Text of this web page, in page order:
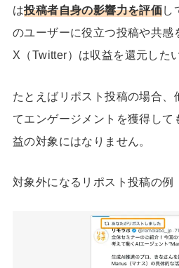
は投稿者自身の影響力を評価し
のユーザーに役立つ投稿や共感
X（Twitter）は収益を還元した
たとえばリポスト投稿の場合、
てエンゲージメントを獲得して
益の対象にはなりません。
対象外になるリポスト投稿の例